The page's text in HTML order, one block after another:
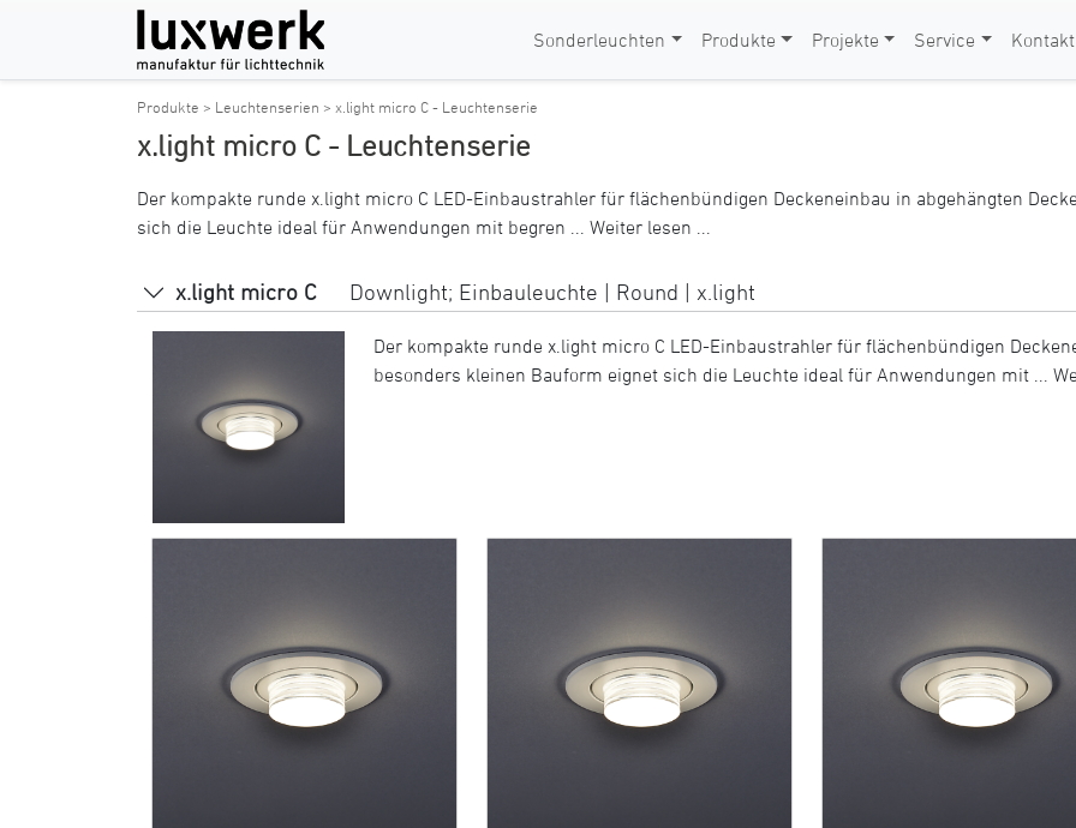
Sonderleuchten Produkte Projekte Service Kontakt
Produkte > Leuchtenserien > x.light micro C - Leuchtenserie
x.light micro C - Leuchtenserie
Der kompakte runde x.light micro C LED-Einbaustrahler für flächenbündigen Deckeneinbau in abgehängten
sich die Leuchte ideal für Anwendungen mit begren ... Weiter lesen ...
x.light micro C Downlight; Einbauleuchte | Round | x.light
Der kompakte runde x.light micro C LED-Einbaustrahler für flächenbündigen
besonders kleinen Bauform eignet sich die Leuchte ideal für Anwendungen mit ...